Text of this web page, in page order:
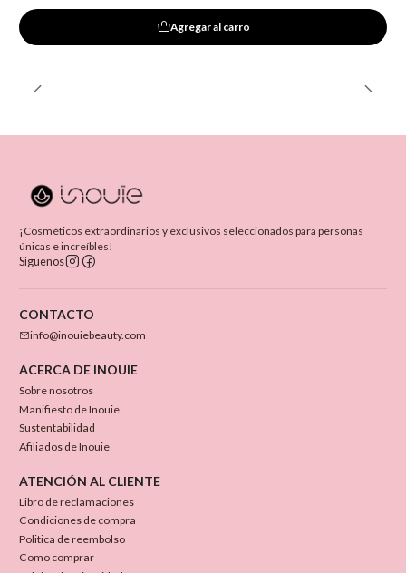
Agregar al carro
¡Cosméticos extraordinarios y exclusivos seleccionados para personas
únicas e increíbles!
Síguenos
CONTACTO
info@inouiebeauty.com
ACERCA DE INOUÏE
Sobre nosotros
Manifiesto de Inouie
Sustentabilidad
Afiliados de Inouie
ATENCIÓN AL CLIENTE
Libro de reclamaciones
Condiciones de compra
Politica de reembolso
Como comprar